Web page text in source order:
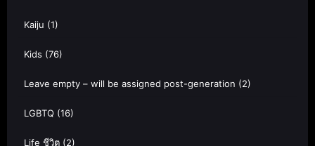
Kaiju (1)
Kids (76)
Leave empty – will be assigned post-generation (2)
LGBTQ (16)
Life ชีวิต (2)